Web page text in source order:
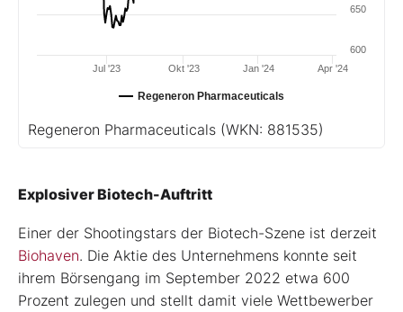
Regeneron Pharmaceuticals
Jul '23 Jan '24
Okt '23 Apr '24
600
650
Regeneron Pharmaceuticals (WKN: 881535)
Explosiver Biotech-Auftritt
Einer der Shootingstars der Biotech-Szene ist derzeit
Biohaven. Die Aktie des Unternehmens konnte seit
ihrem Börsengang im September 2022 etwa 600
Prozent zulegen und stellt damit viele Wettbewerber